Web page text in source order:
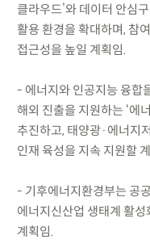
클라우드’와 데이터 안심
활용 환경을 확대하며, 참
접근성을 높일 계획임.
- 에너지와 인공지능 융합
해외 진출을 지원하는 ‘에
추진하고, 태양광·에너지
인재 육성을 지속 지원할
- 기후에너지환경부는 공
에너지신산업 생태계 활
계획임.